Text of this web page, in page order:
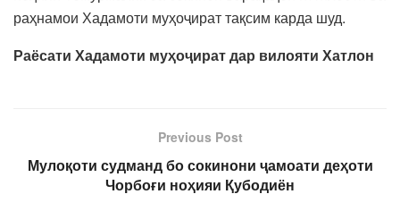
раҳнамои Хадамоти муҳоҷират тақсим карда шуд.
Раёсати Хадамоти муҳоҷират дар вилояти Хатлон
Previous Post
Мулоқоти судманд бо сокинони ҷамоати деҳоти
Чорбоғи ноҳияи Қубодиён